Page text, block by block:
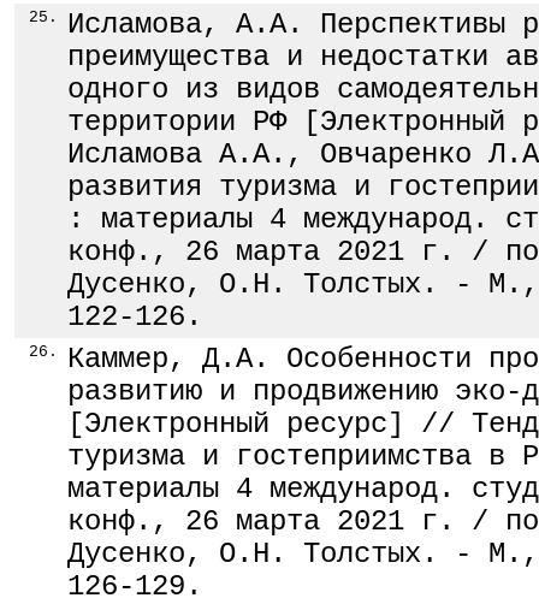
25.
Исламова, А.А. Перспективы
преимущества и недостатки
одного из видов
территории РФ [Электронный
Исламова А.А., Овчаренко
развития туризма и
: материалы 4 международ.
конф., 26 марта 2021 г. /
Дусенко, О.Н. Толстых. -
122-126.
26.
Каммер, Д.А. Особенности
развитию и продвижению эко-
[Электронный ресурс] //
туризма и гостеприимства в
материалы 4 международ.
конф., 26 марта 2021 г. /
Дусенко, О.Н. Толстых. -
126-129.